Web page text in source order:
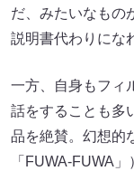
だ、みたいなもの
説明書代わりにな
一方、自身もフィ
話をすることも多
品を絶賛。幻想的
「FUWA-FUWA